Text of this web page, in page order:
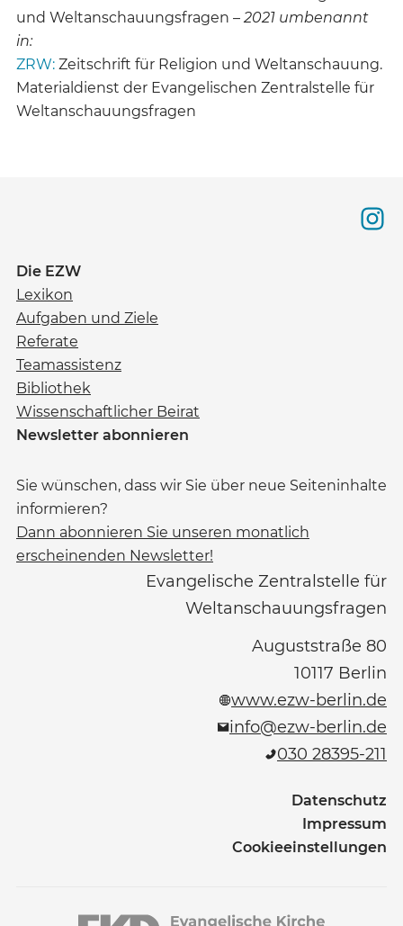
und Weltanschauungsfragen –2021 umbenannt
in:
ZRW: Zeitschrift für Religion und Weltanschauung.
Materialdienst der Evangelischen Zentralstelle für
Weltanschauungsfragen
Die EZW
Lexikon
Aufgaben und Ziele
Referate
Teamassistenz
Bibliothek
Wissenschaftlicher Beirat
Newsletter abonnieren
Sie wünschen, dass wir Sie über neue Seiteninhalte
informieren?
Dann abonnieren Sie unseren monatlich
erscheinenden Newsletter!
Evangelische Zentralstelle für
Weltanschauungsfragen
Auguststraße 80
10117 Berlin
www.ezw-berlin.de
info@ezw-berlin.de
030 28395-211
Datenschutz
Impressum
Cookieeinstellungen